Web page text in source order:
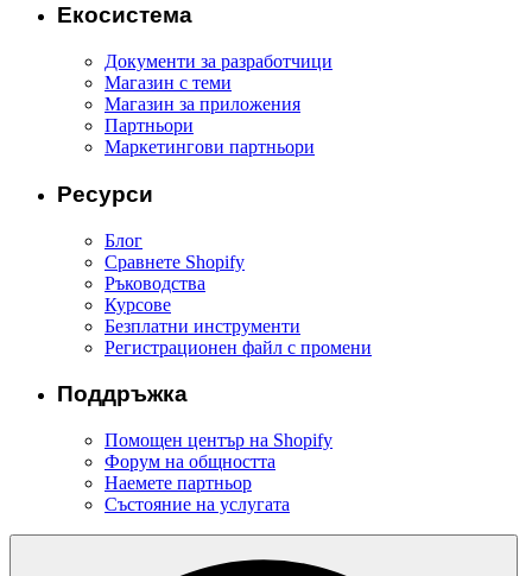
Екосистема
Документи за разработчици
Магазин с теми
Магазин за приложения
Партньори
Маркетингови партньори
Ресурси
Блог
Сравнете Shopify
Ръководства
Курсове
Безплатни инструменти
Регистрационен файл с промени
Поддръжка
Помощен център на Shopify
Форум на общността
Наемете партньор
Състояние на услугата